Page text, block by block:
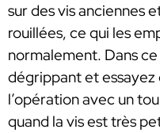
sur des vis anciennes
rouillées, ce qui les
normalement. Dans
dégrippant et
l’opération avec un
quand la vis est très